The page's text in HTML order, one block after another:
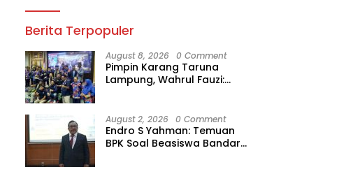
Berita Terpopuler
August 8, 2026 0 Comment
Pimpin Karang Taruna
Lampung, Wahrul Fauzi:
August 2, 2026 0 Comment
Endro S Yahman: Temuan
BPK Soal Beasiswa Bandar